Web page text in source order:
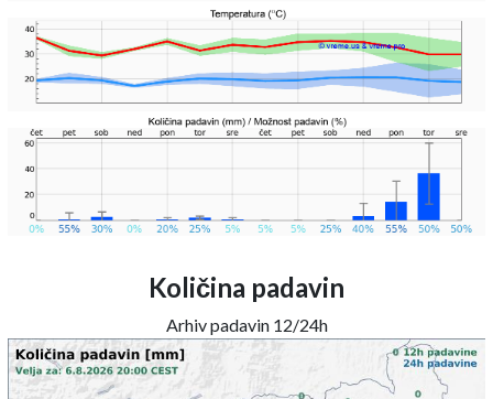
Količina padavin
Arhiv padavin 12/24h